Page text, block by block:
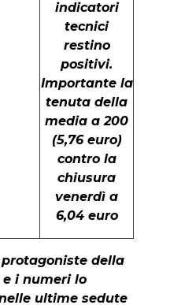
indicatori
tecnici
restino
positivi.
Importante la
tenuta della
media a 200
(5,76 euro)
contro la
chiusura
venerdì a
6,04 euro
della
i numeri lo
ultime sedute